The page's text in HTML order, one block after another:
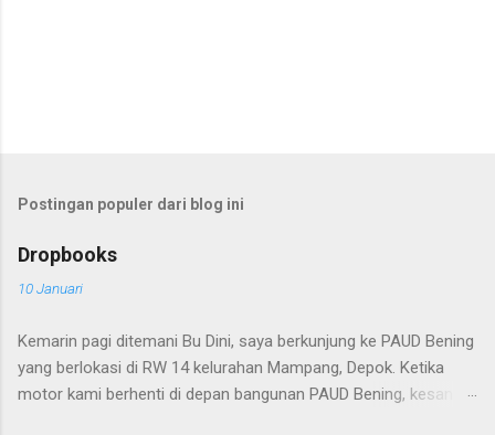
Postingan populer dari blog ini
Dropbooks
10 Januari
Kemarin pagi ditemani Bu Dini, saya berkunjung ke PAUD Bening
yang berlokasi di RW 14 kelurahan Mampang, Depok. Ketika
motor kami berhenti di depan bangunan PAUD Bening, kesan